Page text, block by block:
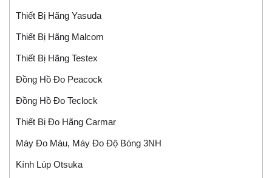
Thiết Bị Hãng Yasuda
Thiết Bị Hãng Malcom
Thiết Bị Hãng Testex
Đồng Hồ Đo Peacock
Đồng Hồ Đo Teclock
Thiết Bị Đo Hãng Carmar
Máy Đo Màu, Máy Đo Độ Bóng 3NH
Kính Lúp Otsuka